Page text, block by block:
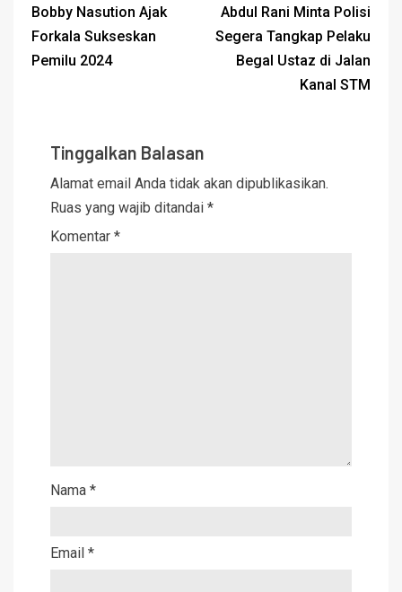
Bobby Nasution Ajak
Forkala Sukseskan
Pemilu 2024
Abdul Rani Minta Polisi
Segera Tangkap Pelaku
Begal Ustaz di Jalan
Kanal STM
Tinggalkan Balasan
Alamat email Anda tidak akan dipublikasikan.
Ruas yang wajib ditandai *
Komentar *
Nama *
Email *